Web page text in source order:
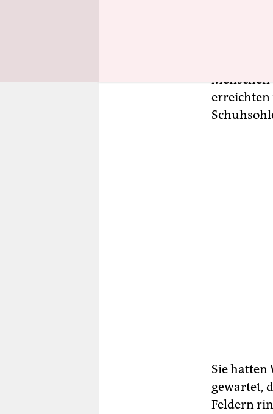
Menschen
erreichten
Sie hatten
gewartet,
Feldern